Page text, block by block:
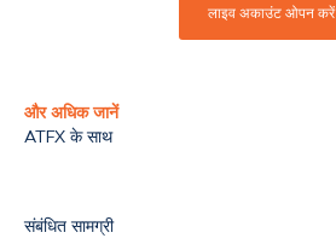
लाइव अकाउंट ओपन करें
और अधिक जानें
ATFX के साथ
संबंधित सामग्री